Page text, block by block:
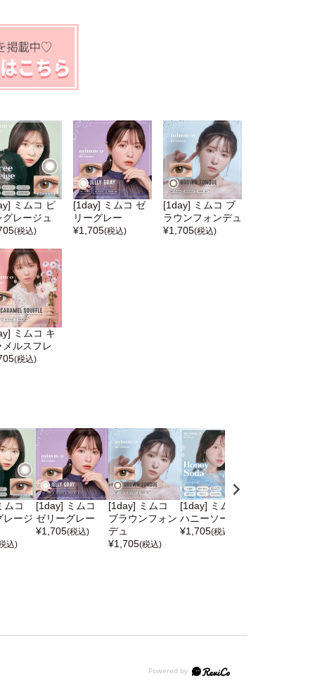
ミムコ ピ
グレージュ
(税込)
[1day] ミムコ ゼ
リーグレー
¥1,705(税込)
[1day] ミムコ ブ
ラウンフォンデュ
¥1,705(税込)
ミムコ キ
メルスフレ
(税込)
ムコ
レージ
込)
[1day] ミムコ
ゼリーグレー
¥1,705(税込)
[1day] ミムコ
ブラウンフォン
デュ
¥1,705(税込)
[1day] ミムコ
ハニーソーダ
¥1,705(税込)